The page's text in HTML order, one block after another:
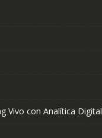
Vivo con Analítica Digital